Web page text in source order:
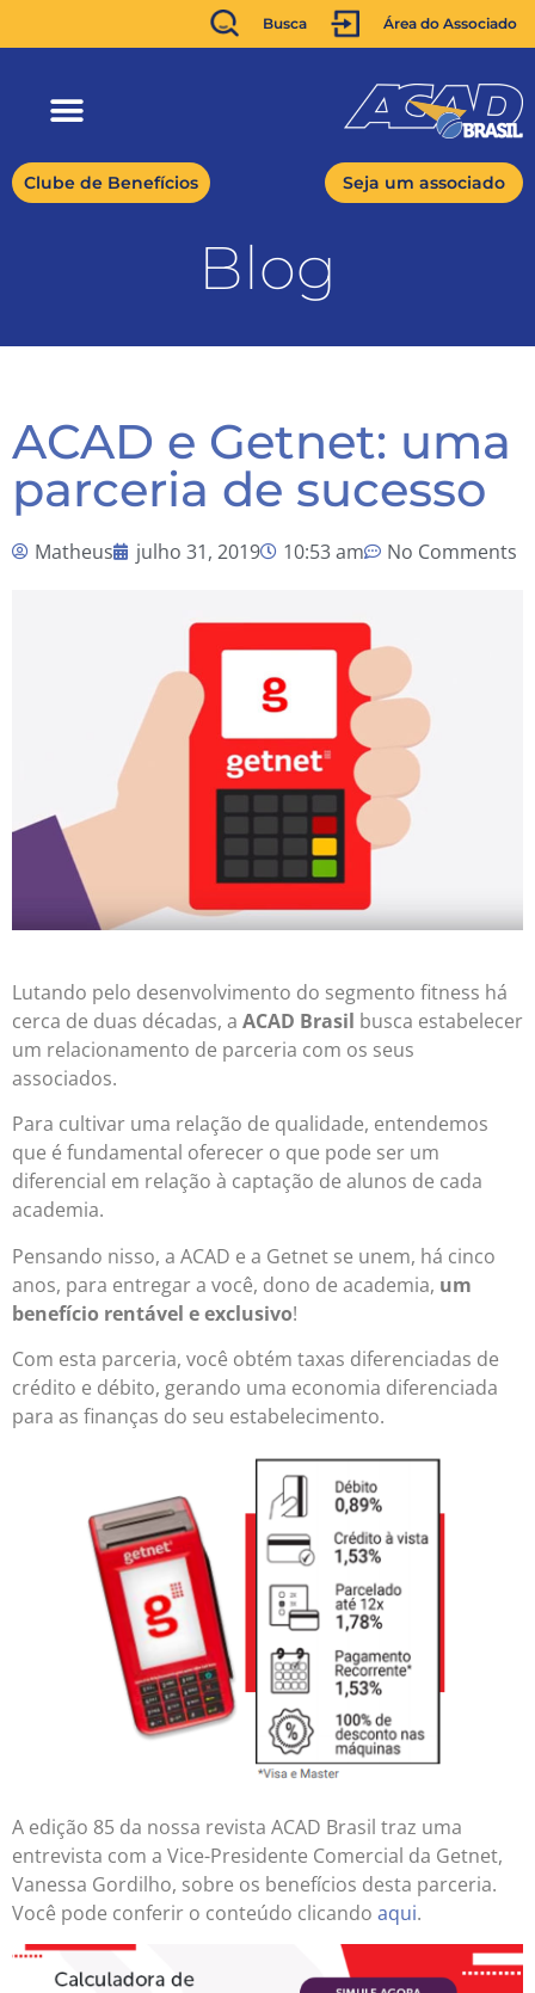
Busca Área do Associado
Clube de Benefícios Seja um associado
Blog
ACAD e Getnet: uma
parceria de sucesso
Matheus julho 31, 2019 10:53 am No Comments
Lutando pelo desenvolvimento do segmento fitness há
cerca de duas décadas, a ACAD Brasil busca estabelecer
um relacionamento de parceria com os seus
associados.
Para cultivar uma relação de qualidade, entendemos
que é fundamental oferecer o que pode ser um
diferencial em relação à captação de alunos de cada
academia.
Pensando nisso, a ACAD e a Getnet se unem, há cinco
anos, para entregar a você, dono de academia, um
benefício rentável e exclusivo!
Com esta parceria, você obtém taxas diferenciadas de
crédito e débito, gerando uma economia diferenciada
para as finanças do seu estabelecimento.
A edição 85 da nossa revista ACAD Brasil traz uma
entrevista com a Vice-Presidente Comercial da Getnet,
Vanessa Gordilho, sobre os benefícios desta parceria.
Você pode conferir o conteúdo clicando aqui.